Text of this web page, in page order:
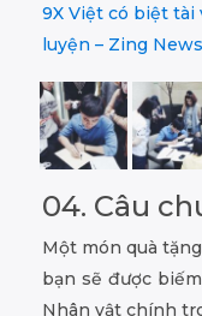
9X Việt có biệt
luyện – Zing News
04. Câu
Một món quà
bạn sẽ được
Nhân vật chính